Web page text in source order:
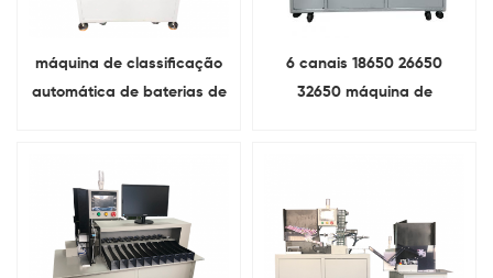
máquina de classificação
automática de baterias de
6 canais 18650 26650
32650 máquina de